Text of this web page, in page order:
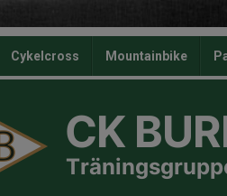
Cykelcross Mountainbike
CK